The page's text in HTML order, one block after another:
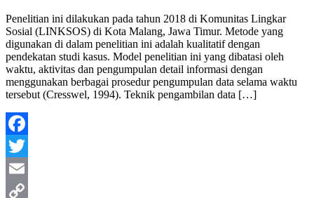
Penelitian ini dilakukan pada tahun 2018 di Komunitas Lingkar
Sosial (LINKSOS) di Kota Malang, Jawa Timur. Metode yang
digunakan di dalam penelitian ini adalah kualitatif dengan
pendekatan studi kasus. Model penelitian ini yang dibatasi oleh
waktu, aktivitas dan pengumpulan detail informasi dengan
menggunakan berbagai prosedur pengumpulan data selama waktu
tersebut (Cresswel, 1994). Teknik pengambilan data […]
Facebook
Twitter
Email